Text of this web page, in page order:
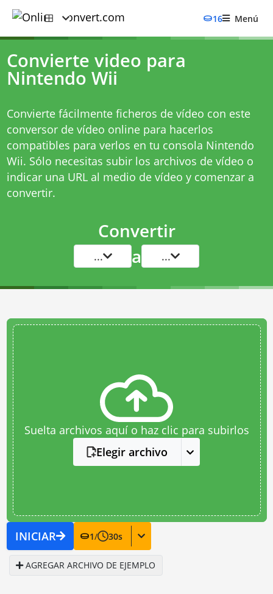
16 Menú
Convierte video para
Nintendo Wii
Convierte fácilmente ficheros de vídeo con este
conversor de vídeo online para hacerlos
compatibles para verlos en tu consola Nintendo
Wii. Sólo necesitas subir los archivos de vídeo o
indicar una URL al medio de vídeo y comenzar a
convertir.
Convertir
... a ...
Suelta archivos aquí o haz clic para subirlos
Elegir archivo
INICIAR 1/ 30s
AGREGAR ARCHIVO DE EJEMPLO